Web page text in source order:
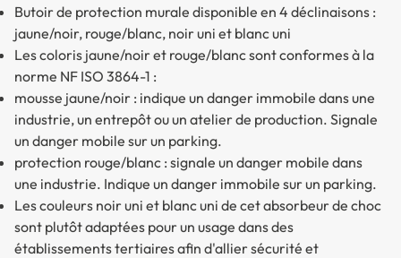
Butoir de protection murale disponible en 4 déclinaisons :
jaune/noir, rouge/blanc, noir uni et blanc uni
Les coloris jaune/noir et rouge/blanc sont conformes à la
norme NF ISO 3864-1 :
mousse jaune/noir : indique un danger immobile dans une
industrie, un entrepôt ou un atelier de production. Signale
un danger mobile sur un parking.
protection rouge/blanc : signale un danger mobile dans
une industrie. Indique un danger immobile sur un parking.
Les couleurs noir uni et blanc uni de cet absorbeur de choc
sont plutôt adaptées pour un usage dans des
établissements tertiaires afin d'allier sécurité et